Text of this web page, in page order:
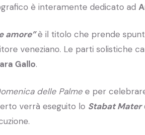
è interamente dedicato ad
amore”è il titolo che prende
veneziano. Le parti solistiche
Gallo.
delle Palmee per
verrà eseguito lo Stabat Mater